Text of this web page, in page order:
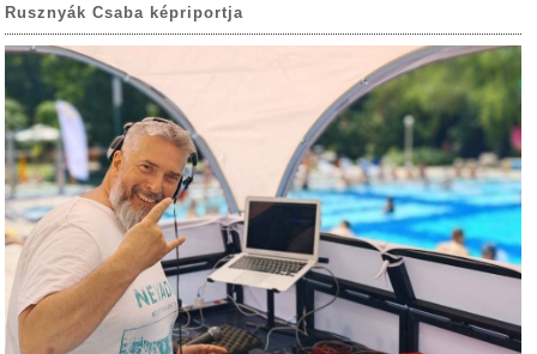
Rusznyák Csaba képriportja